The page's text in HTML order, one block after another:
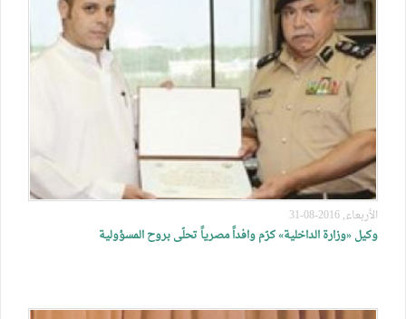
الأربعاء, 2016-08-31
وكيل «وزارة الداخلية» كرّم وافداً مصرياً تحلّى بروح المسؤولية